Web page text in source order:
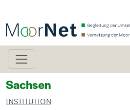
Sachsen
INSTITUTION